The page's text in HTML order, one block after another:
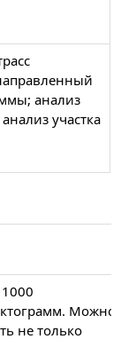
анализ
участка
Можно
не только